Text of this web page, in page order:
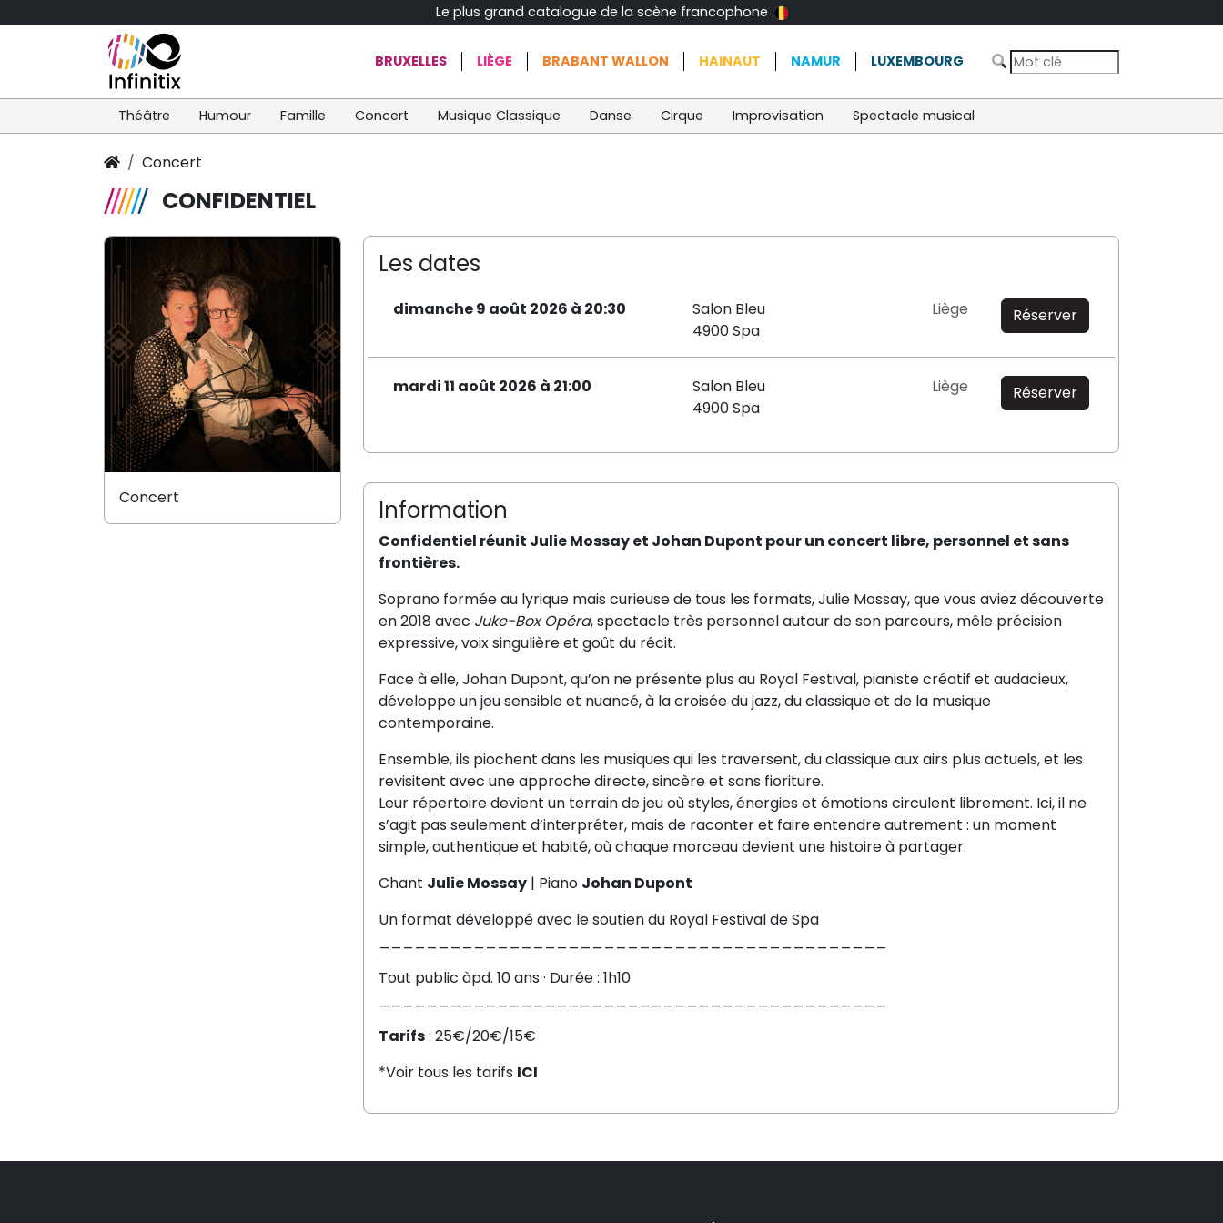
Le plus grand catalogue de la scène francophone
BRUXELLES LIÈGE BRABANT WALLON HAINAUT NAMUR LUXEMBOURG
Théâtre Humour Famille Concert Musique Classique Danse Cirque Improvisation Spectacle musical
Concert
CONFIDENTIEL
Les dates
dimanche 9 août 2026 à 20:30
Salon Bleu
4900 Spa
Liège Réserver
mardi 11 août 2026 à 21:00
Salon Bleu
4900 Spa
Liège Réserver
Information
Confidentiel réunit Julie Mossay et Johan Dupont pour un concert libre, personnel et sans
frontières.
Soprano formée au lyrique mais curieuse de tous les formats, Julie Mossay, que vous aviez découverte
en 2018 avec Juke-Box Opéra, spectacle très personnel autour de son parcours, mêle précision
expressive, voix singulière et goût du récit.
Face à elle, Johan Dupont, qu’on ne présente plus au Royal Festival, pianiste créatif et audacieux,
développe un jeu sensible et nuancé, à la croisée du jazz, du classique et de la musique
contemporaine.
Ensemble, ils piochent dans les musiques qui les traversent, du classique aux airs plus actuels, et les
revisitent avec une approche directe, sincère et sans fioriture.
Leur répertoire devient un terrain de jeu où styles, énergies et émotions circulent librement. Ici, il ne
s’agit pas seulement d’interpréter, mais de raconter et faire entendre autrement : un moment
simple, authentique et habité, où chaque morceau devient une histoire à partager.
Chant Julie Mossay | Piano Johan Dupont
Un format développé avec le soutien du Royal Festival de Spa
Tout public àpd. 10 ans · Durée : 1h10
Tarifs: 25€/20€/15€
*Voir tous les tarifs ICI
Concert